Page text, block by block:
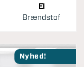
El
Brændstof
Nyhed!